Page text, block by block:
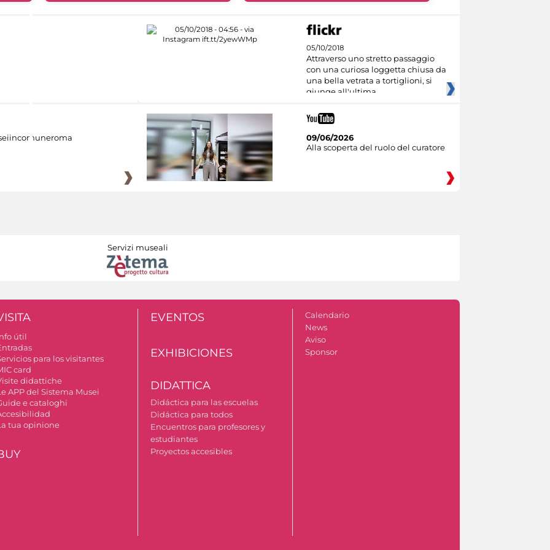
05/10/2018
Attraverso uno stretto passaggio
con una curiosa loggetta chiusa da
una bella vetrata a tortiglioni, si
giunge all'ultima
09/06/2026
Alla scoperta del ruolo del curatore
Servizi museali
útil
para los visitantes
card
didattiche
APP del Sistema Musei
e cataloghi
tua opinione
EVENTOS
EXHIBICIONES
DIDATTICA
Didáctica para las escuelas
Didáctica para todos
Encuentros para profesores y
estudiantes
Proyectos accesibles
Calendario
News
Aviso
Sponsor